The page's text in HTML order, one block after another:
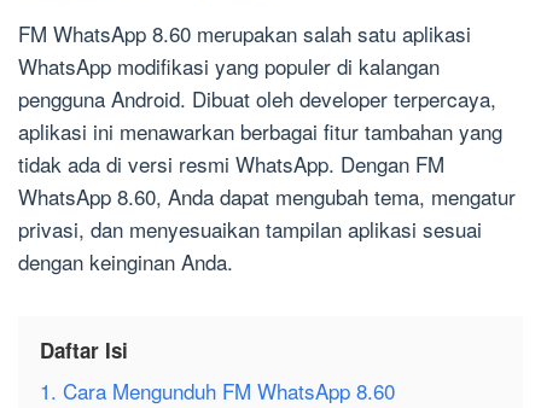
FM WhatsApp 8.60 merupakan salah satu aplikasi
WhatsApp modifikasi yang populer di kalangan
pengguna Android. Dibuat oleh developer terpercaya,
aplikasi ini menawarkan berbagai fitur tambahan yang
tidak ada di versi resmi WhatsApp. Dengan FM
WhatsApp 8.60, Anda dapat mengubah tema, mengatur
privasi, dan menyesuaikan tampilan aplikasi sesuai
dengan keinginan Anda.
Daftar Isi
1. Cara Mengunduh FM WhatsApp 8.60